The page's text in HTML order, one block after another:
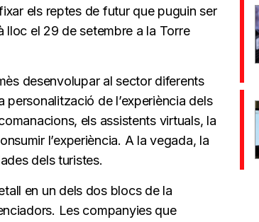
els reptes de futur que puguin ser
lloc el 29 de setembre a la Torre
desenvolupar al sector diferents
de l’experiència dels
els assistents virtuals, la
l’experiència. A la vegada, la
dels turistes.
en un dels dos blocs de la
Les companyies que